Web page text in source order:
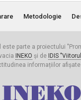
Metodologie
este parte a proiectului
INEKO și de IDIS
informațiilor